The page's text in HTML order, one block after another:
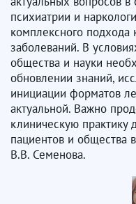
психиатрии и
комплексного
заболеваний. В
общества и науки
обновлении знаний,
инициации форматов
актуальной. Важно
клиническую практику
пациентов и общества
В.В. Семенова.